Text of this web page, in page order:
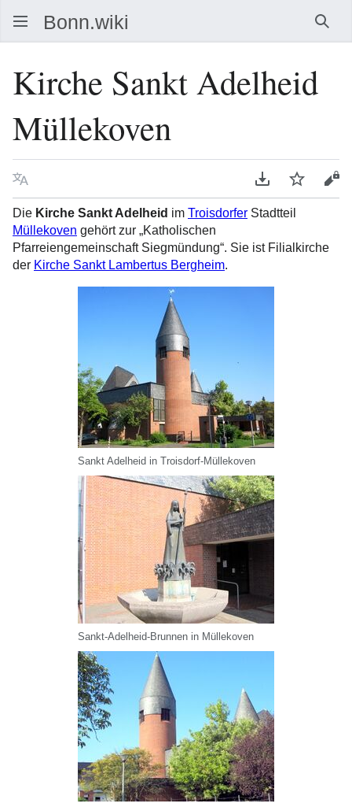
Kirche Sankt Adelheid
Müllekoven
Sprache PDF
Die Kirche Sankt Adelheid im Troisdorfer Stadtteil
Müllekoven gehört zur „Katholischen
Pfarreiengemeinschaft Siegmündung“. Sie ist Filialkirche
der Kirche Sankt Lambertus Bergheim.
Sankt Adelheid in Troisdorf-Müllekoven
Sankt-Adelheid-Brunnen in Müllekoven